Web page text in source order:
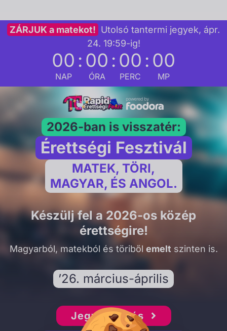
to
content
ZÁRJUK a matekot! Utolsó tantermi jegyek, ápr.
24. 19:59-ig!
00
NAP
: 00
ÓRA
: 00
PERC
: 00
MP
2026-ban is visszatér:
Érettségi Fesztivál
MATEK, TÖRI,
MAGYAR, ÉS ANGOL.
Készülj fel a 2026-os közép
érettségire!
Magyarból, matekból és töriből emeltszinten is.
’26. március-április
Jegyvásárlás